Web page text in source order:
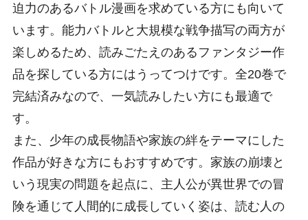
迫力のあるバトル漫画を求めている方にも向いて
います。能力バトルと大規模な戦争描写の両方が
楽しめるため、読みごたえのあるファンタジー作
品を探している方にはうってつけです。全20巻で
完結済みなので、一気読みしたい方にも最適で
す。
また、少年の成長物語や家族の絆をテーマにした
作品が好きな方にもおすすめです。家族の崩壊と
いう現実の問題を起点に、主人公が異世界での冒
険を通じて人間的に成長していく姿は、読む人の